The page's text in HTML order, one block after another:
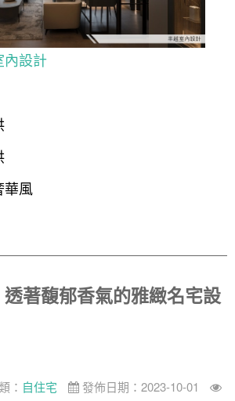
內設計
華風
著馥郁香氣的雅緻名宅設
： 自住宅
發佈日期：2023-10-01